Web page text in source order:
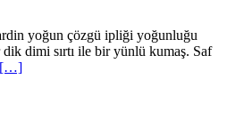
yoğun çözgü ipliği yoğunluğu
dimi sırtı ile bir yünlü kumaş. Saf
[…]